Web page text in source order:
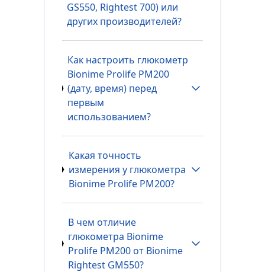
GS550, Rightest 700) или
других производителей?
Как настроить глюкометр
Bionime Prolife PM200
(дату, время) перед
первым
использованием?
Какая точность
измерения у глюкометра
Bionime Prolife PM200?
В чем отличие
глюкометра Bionime
Prolife PM200 от Bionime
Rightest GM550?